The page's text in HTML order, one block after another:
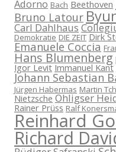
Adorno Bach Beethoven
Bruno Latour
Carl Dahlhaus
Demokratie DIE ZEIT Dirk
Emanuele Coccia
Hans Blumenberg
Igor Levit Immanuel Kant
Johann Sebastian
Jürgen Habermas Martin
Nietzsche Ohligser
Rainer Prüss Ralf
Reinhard
Richard